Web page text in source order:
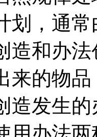
划，通
造和办
来的物
造发生